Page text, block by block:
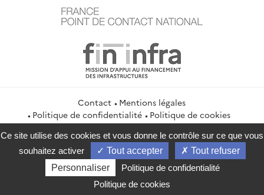
Contact
Mentions légales
Politique de confidentialité
Politique de cookies
Gestion des cookies
Flux RSS
service-public.gouv.fr
legifrance.gouv.fr
info.gouv.fr
data.gouv.fr
2026 Direction générale du Trésor
Ce site utilise des cookies et vous donne le contrôle sur ce que vous
souhaitez activer
Tout accepter
Tout refuser
Personnaliser
Politique de confidentialité
Politique de cookies